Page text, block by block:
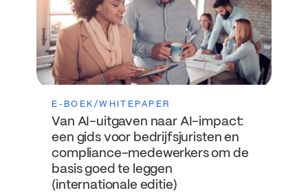
E-BOEK/WHITEPAPER
Van AI-uitgaven naar AI-impact:
een gids voor bedrijfsjuristen en
compliance-medewerkers om de
basis goed te leggen
(internationale editie)